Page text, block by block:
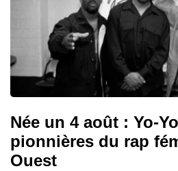
Née un 4 août : Yo-
pionnières du rap
Ouest